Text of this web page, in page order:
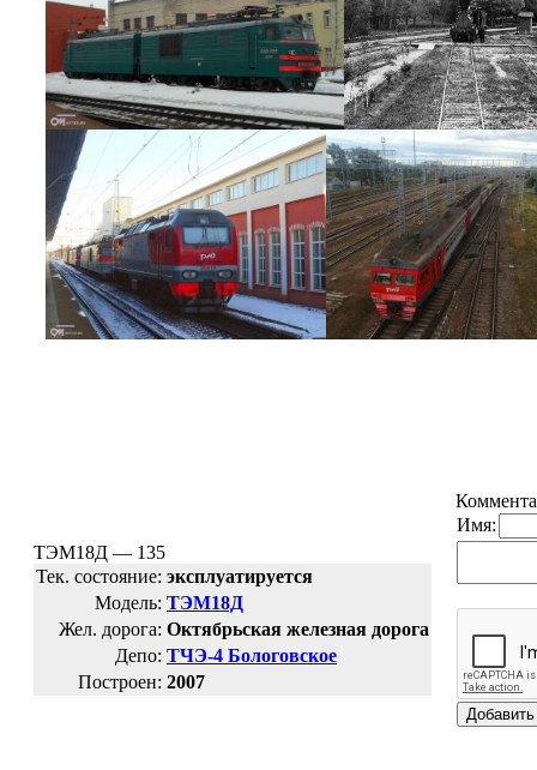
ТЭМ18Д — 135
Тек. состояние: эксплуатируется
Модель: ТЭМ18Д
Жел. дорога: Октябрьская железная дорога
Депо: ТЧЭ-4 Бологовское
Построен: 2007
Имя: